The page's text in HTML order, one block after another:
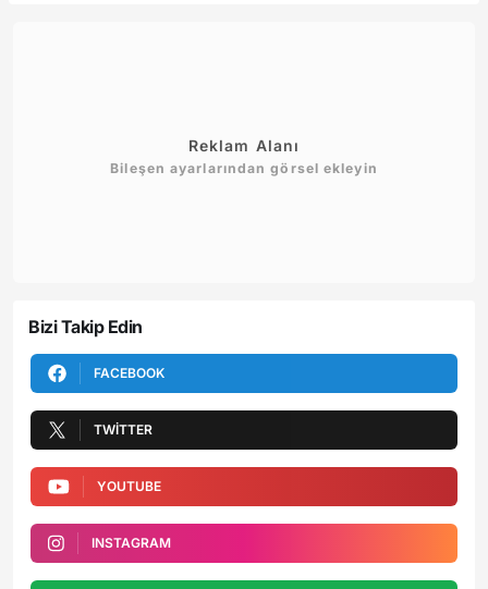
Reklam Alanı
Bileşen ayarlarından görsel ekleyin
Bizi Takip Edin
FACEBOOK
TWITTER
YOUTUBE
INSTAGRAM